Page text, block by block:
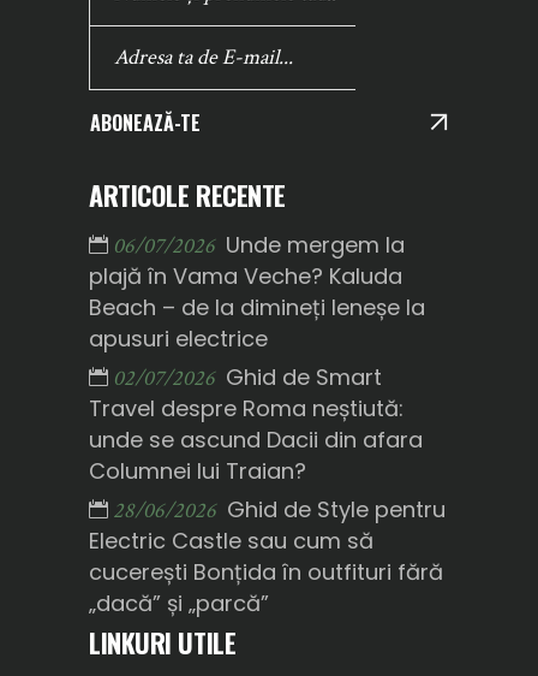
ABONEAZĂ-TE
ARTICOLE RECENTE
06/07/2026 Unde mergem la
plajă în Vama Veche? Kaluda
Beach – de la dimineți leneșe la
apusuri electrice
02/07/2026 Ghid de Smart
Travel despre Roma neștiută:
unde se ascund Dacii din afara
Columnei lui Traian?
28/06/2026 Ghid de Style pentru
Electric Castle sau cum să
cucerești Bonțida în outfituri fără
„dacă” și „parcă”
LINKURI UTILE